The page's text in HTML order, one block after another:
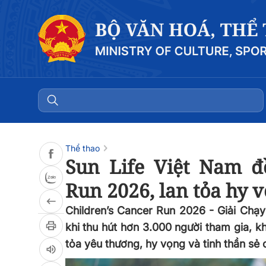
Thể thao
Sun Life Việt Nam
Run 2026, lan tỏa hy
Children’s Cancer Run 2026 - Giải
khi thu hút hơn 3.000 người tham gia,
tỏa yêu thương, hy vọng và tinh thần
0:00 0:00